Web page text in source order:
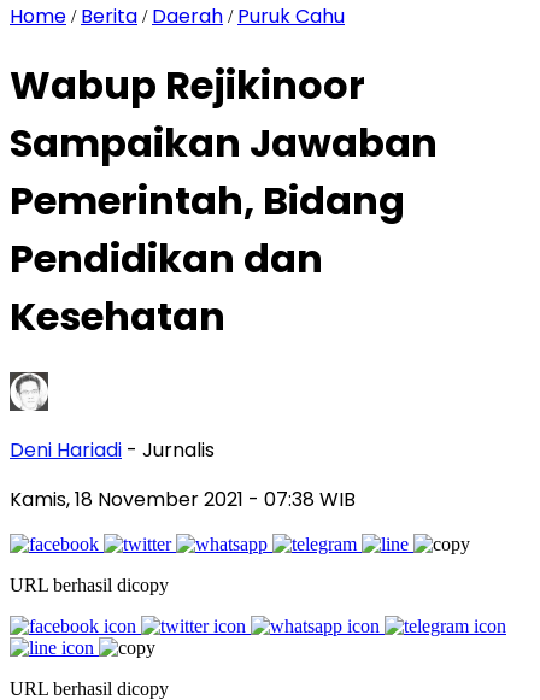
Home / Berita / Daerah / Puruk Cahu
Wabup Rejikinoor
Sampaikan Jawaban
Pemerintah, Bidang
Pendidikan dan
Kesehatan
Deni Hariadi - Jurnalis
Kamis, 18 November 2021 - 07:38 WIB
URL berhasil dicopy
URL berhasil dicopy